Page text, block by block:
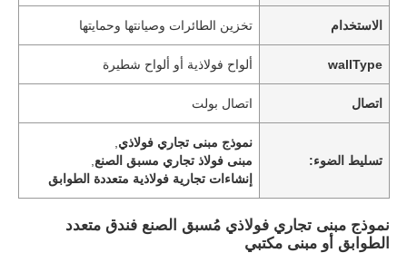
الاستخدام تخزين الطائرات وصيانتها وحمايتها
wallType ألواح فولاذية أو ألواح شطيرة
اتصال اتصال بولت
تسليط الضوء:
نموذج مبنى تجاري فولاذي
مبنى فولاذ تجاري مسبق الصنع
إنشاءات تجارية فولاذية متعددة الطوابق
نموذج مبنى تجاري فولاذي مُسبق الصنع فندق متعدد
الطوابق أو مبنى مكتبي